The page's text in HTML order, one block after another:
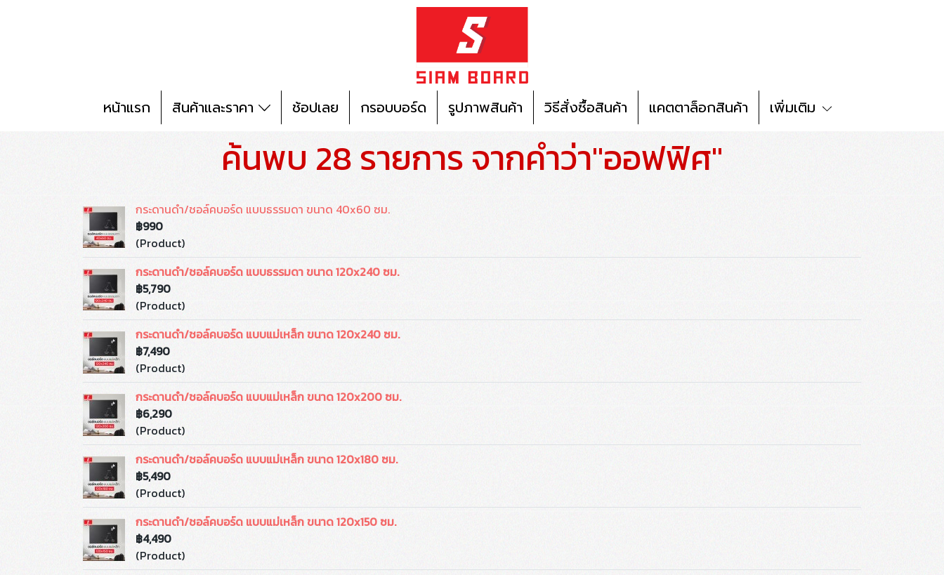
หน้าแรก สินค้าและราคา ช้อปเลย กรอบบอร์ด รูปภาพสินค้า วิธีสั่งซื้อสินค้า แคตตาล็อกสินค้า เพิ่มเติม
ค้นพบ 28 รายการ จากคำว่า"ออฟฟิศ"
กระดานดำ/ชอล์คบอร์ด แบบธรรมดา ขนาด 40x60 ซม.
฿990
(Product)
กระดานดำ/ชอล์คบอร์ด แบบธรรมดา ขนาด 120x240 ซม.
฿5,790
(Product)
กระดานดำ/ชอล์คบอร์ด แบบแม่เหล็ก ขนาด 120x240 ซม.
฿7,490
(Product)
กระดานดำ/ชอล์คบอร์ด แบบแม่เหล็ก ขนาด 120x200 ซม.
฿6,290
(Product)
กระดานดำ/ชอล์คบอร์ด แบบแม่เหล็ก ขนาด 120x180 ซม.
฿5,490
(Product)
กระดานดำ/ชอล์คบอร์ด แบบแม่เหล็ก ขนาด 120x150 ซม.
฿4,490
(Product)